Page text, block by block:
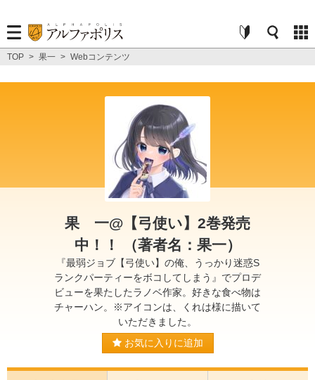
TOP > 果一 > Webコンテンツ
果 一@【弓使い】2巻発売
中！！ （著者名：果一）
『最弱ジョブ【弓使い】の俺、うっかり迷惑S
ランクパーティーをボコしてしまう』でプロデ
ビューを果たしたラノベ作家。好きな食べ物は
チャーハン。※アイコンは、くれは様に描いて
いただきました。
お気に入りに追加